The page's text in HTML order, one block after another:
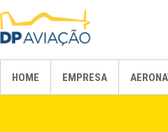
HOME EMPRESA